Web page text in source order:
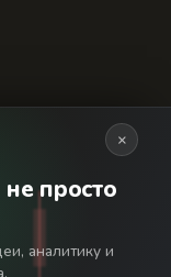
«Банки
вы
×
просто
аналитику и